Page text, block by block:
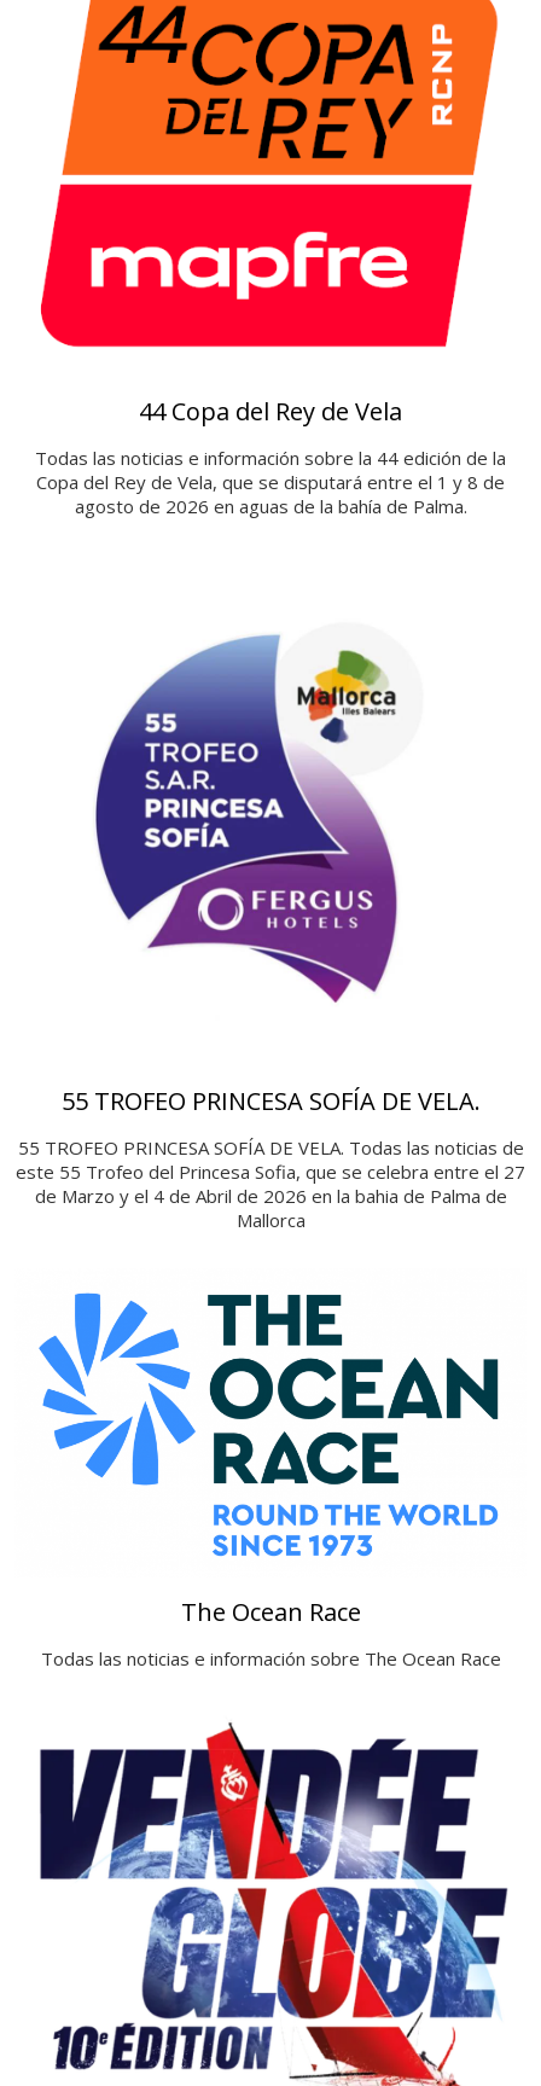
44 Copa del Rey de Vela
Todas las noticias e información sobre la 44 edición de la
Copa del Rey de Vela, que se disputará entre el 1 y 8 de
agosto de 2026 en aguas de la bahía de Palma.
55 TROFEO PRINCESA SOFÍA DE VELA.
55 TROFEO PRINCESA SOFÍA DE VELA. Todas las noticias de
este 55 Trofeo del Princesa Sofia, que se celebra entre el 27
de Marzo y el 4 de Abril de 2026 en la bahia de Palma de
Mallorca
The Ocean Race
Todas las noticias e información sobre The Ocean Race